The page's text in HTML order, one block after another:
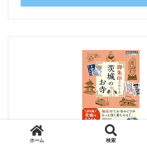
ホーム 検索